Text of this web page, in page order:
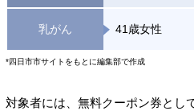
乳がん 41歳女性
*四日市市サイトをもとに編集部で作成
対象者には、無料クーポン券とし